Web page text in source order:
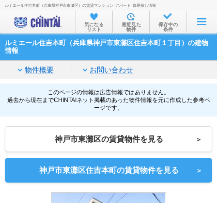
お部屋を探す
沿線・駅から
家賃相場から
物件特集から
TOP
ルミエール住吉本町（兵庫県神戸市東灘区）の賃貸マンション･アパート･部屋探し情報
気になる
リスト
最近見た
物件
保存中の
条件
ルミエール住吉本町（兵庫県神戸市東灘区住吉本町１丁目）の建物
情報
物件概要 お問い合わせ
このページの情報は広告情報ではありません。
過去から現在までCHINTAIネット掲載のあった物件情報を元に作成した参考ペ
ージです。
神戸市東灘区の賃貸物件を見る ＞
神戸市東灘区住吉本町の賃貸物件を見る ＞